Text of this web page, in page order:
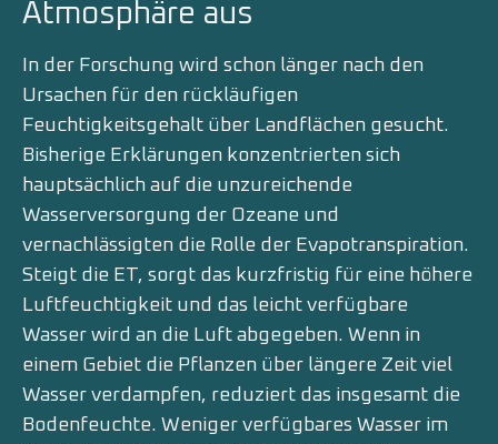
Atmosphäre aus
In der Forschung wird schon länger nach den
Ursachen für den rückläufigen
Feuchtigkeitsgehalt über Landflächen gesucht.
Bisherige Erklärungen konzentrierten sich
hauptsächlich auf die unzureichende
Wasserversorgung der Ozeane und
vernachlässigten die Rolle der Evapotranspiration.
Steigt die ET, sorgt das kurzfristig für eine höhere
Luftfeuchtigkeit und das leicht verfügbare
Wasser wird an die Luft abgegeben. Wenn in
einem Gebiet die Pflanzen über längere Zeit viel
Wasser verdampfen, reduziert das insgesamt die
Bodenfeuchte. Weniger verfügbares Wasser im